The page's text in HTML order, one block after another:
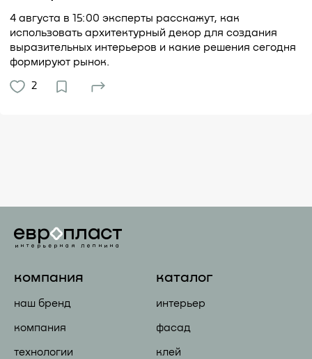
4 августа в 15:00 эксперты расскажут, как
использовать архитектурный декор для создания
выразительных интерьеров и какие решения сегодня
формируют рынок.
2
компания
наш бренд
компания
технологии
каталог
интерьер
фасад
клей